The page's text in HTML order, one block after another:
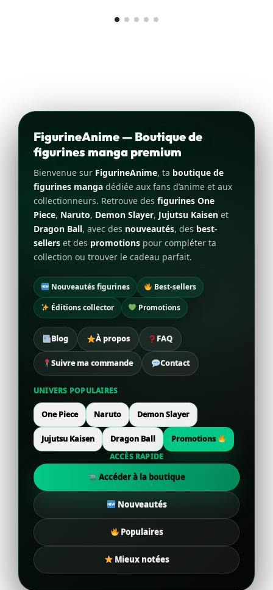
FigurineAnime — Boutique de
figurines manga premium
Bienvenue sur FigurineAnime, ta boutique de
figurines manga dédiée aux fans d’anime et aux
collectionneurs. Retrouve des figurines One
Piece, Naruto, Demon Slayer, Jujutsu Kaisen et
Dragon Ball, avec des nouveautés, des best-
sellers et des promotions pour compléter ta
collection ou trouver le cadeau parfait.
Nouveautés figurines
Best-sellers
Éditions collector
Promotions
Blog À propos FAQ
Suivre ma commande Contact
UNIVERS POPULAIRES
One Piece Naruto Demon Slayer
Jujutsu Kaisen Dragon Ball
Promotions
ACCÈS RAPIDE
Accéder à la boutique
Nouveautés
Populaires
Mieux notées